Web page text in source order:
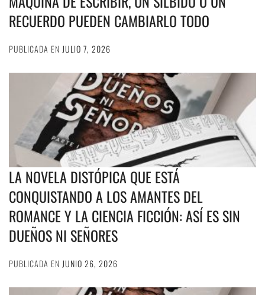
RECUERDO PUEDEN CAMBIARLO TODO
PUBLICADA EN JULIO 7, 2026
LA NOVELA DISTÓPICA QUE ESTÁ
CONQUISTANDO A LOS AMANTES DEL
ROMANCE Y LA CIENCIA FICCIÓN: ASÍ ES SIN
DUEÑOS NI SEÑORES
PUBLICADA EN JUNIO 26, 2026